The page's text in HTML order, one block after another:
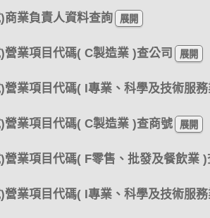
商業負責人資料查詢
營業項目代碼( C製造業 )查公司
營業項目代碼( I專業、科學及技術服
營業項目代碼( C製造業 )查商號
營業項目代碼( F零售、批發及餐飲業 )
營業項目代碼( I專業、科學及技術服